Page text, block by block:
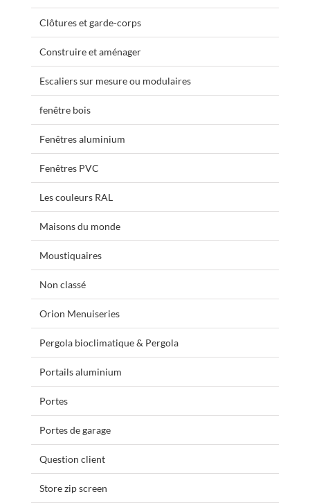
Clôtures et garde-corps
Construire et aménager
Escaliers sur mesure ou modulaires
fenêtre bois
Fenêtres aluminium
Fenêtres PVC
Les couleurs RAL
Maisons du monde
Moustiquaires
Non classé
Orion Menuiseries
Pergola bioclimatique & Pergola
Portails aluminium
Portes
Portes de garage
Question client
Store zip screen